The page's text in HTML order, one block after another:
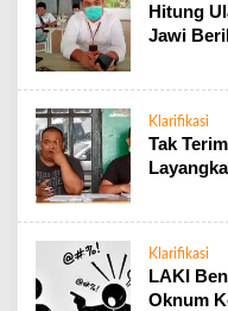
Hitung
Jawi
Klarifikasi
Tak
Klarifikasi
LAKI
Oknum